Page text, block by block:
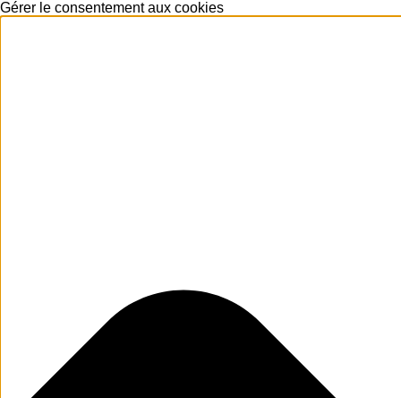
Gérer le consentement aux cookies